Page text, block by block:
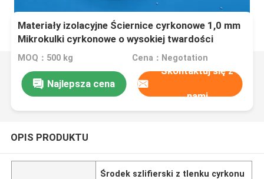
Materiały izolacyjne Ściernice cyrkonowe 1,0 mm
Mikrokulki cyrkonowe o wysokiej twardości
MOQ：500 kg Cena：Negotation
Najlepsza cena
Skontaktuj się z
nami
OPIS PRODUKTU
Środek szlifierski z tlenku cyrkonu